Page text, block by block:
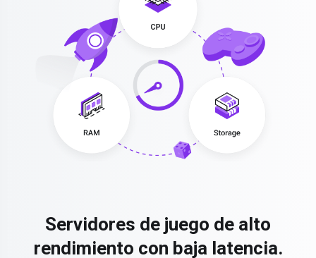
Servidores de juego de alto
rendimiento con baja latencia.